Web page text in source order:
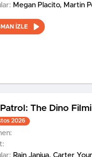
İZLE
The Dino Filmi
2026